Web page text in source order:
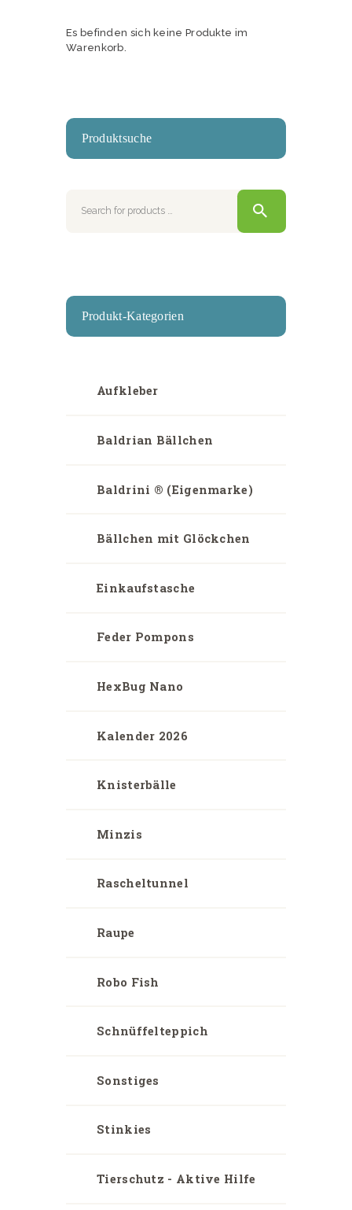
Es befinden sich keine Produkte im
Warenkorb.
Produktsuche
Produkt-Kategorien
Aufkleber
Baldrian Bällchen
Baldrini ® (Eigenmarke)
Bällchen mit Glöckchen
Einkaufstasche
Feder Pompons
HexBug Nano
Kalender 2026
Knisterbälle
Minzis
Rascheltunnel
Raupe
Robo Fish
Schnüffelteppich
Sonstiges
Stinkies
Tierschutz - Aktive Hilfe